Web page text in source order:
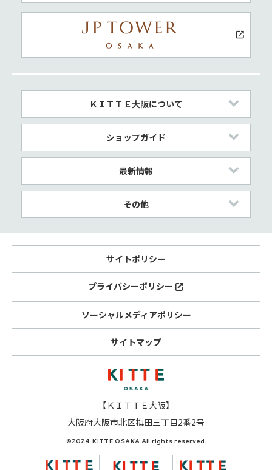
ＫＩＴＴＥ大阪について
ショップガイド
最新情報
その他
サイトポリシー
プライバシーポリシー
ソーシャルメディアポリシー
サイトマップ
【ＫＩＴＴＥ大阪】
大阪府大阪市北区梅田三丁目2番2号
©2024 KITTE OSAKA All rights reserved.